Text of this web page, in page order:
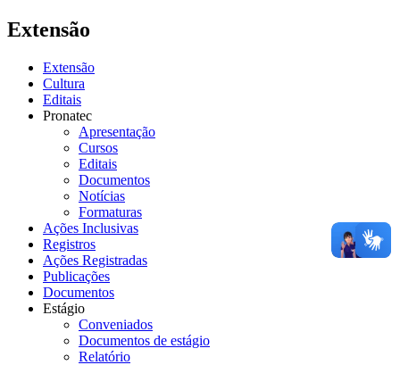
Extensão
Extensão
Cultura
Editais
Pronatec
Apresentação
Cursos
Editais
Documentos
Notícias
Formaturas
Ações Inclusivas
Registros
Ações Registradas
Publicações
Documentos
Estágio
Conveniados
Documentos de estágio
Relatório